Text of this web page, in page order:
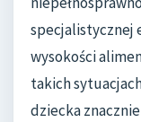
specjalistycznej
wysokości
takich
dziecka